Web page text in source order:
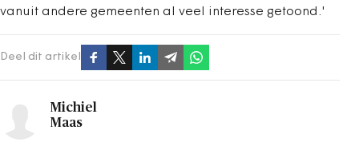
vanuit andere gemeenten al veel interesse getoond.'
Deel dit artikel
Michiel
Maas